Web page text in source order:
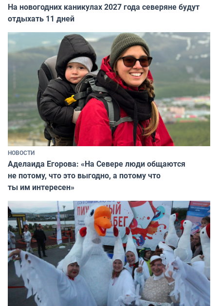
На новогодних каникулах 2027 года северяне будут
отдыхать 11 дней
НОВОСТИ
Аделаида Егорова: «На Севере люди общаются
не потому, что это выгодно, а потому что
ты им интересен»